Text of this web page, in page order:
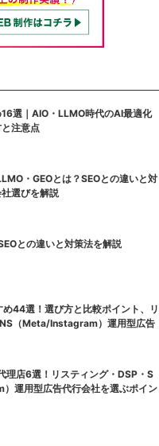
選｜AIO・LLMO時代のAI最適化
注意点
・GEOとは？SEOとの違いと対
選びを解説
との違いと対策法を解説
44選！選び方と比較ポイント、リ
（Meta/Instagram）運用型広告
理店6選！リスティング・DSP・S
運用型広告代行会社を選ぶポイン